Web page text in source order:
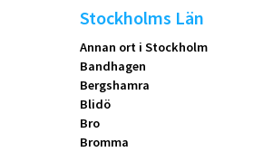
Stockholms Län
Annan ort i Stockholm
Bandhagen
Bergshamra
Blidö
Bro
Bromma